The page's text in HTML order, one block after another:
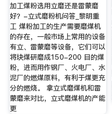
加工煤粉选用立磨还是雷蒙磨
好？-立式磨粉机问答_黎明重
工 煤粉加工的生产需要磨煤机
的存在，一般市场上常用的设备
有立、雷蒙磨等设备，它们可以
将块煤研磨成150-200 目的煤
粉，进而用作钢厂、火电厂、水
泥厂的燃煤原料，有利于煤更充
分的燃烧。 拿立式磨煤机和雷
蒙磨来对比，立式磨煤机的产能
更